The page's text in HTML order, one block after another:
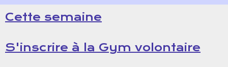
Cette semaine
S'inscrire à la Gym volontaire